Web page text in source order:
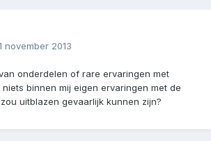
november 2013
onderdelen of rare ervaringen met
binnen mij eigen ervaringen met de
uitblazen gevaarlijk kunnen zijn?